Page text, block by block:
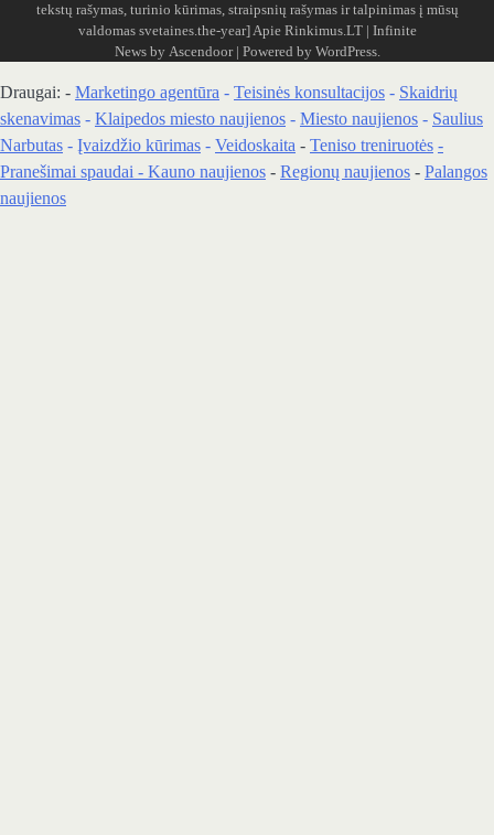
tekstų rašymas, turinio kūrimas, straipsnių rašymas ir talpinimas į mūsų
valdomas svetaines.the-year]Apie Rinkimus.LT| Infinite
News by Ascendoor| Powered by WordPress.
Draugai: - Marketingo agentūra - Teisinės konsultacijos - Skaidrių
skenavimas - Klaipedos miesto naujienos - Miesto naujienos - Saulius
Narbutas - Įvaizdžio kūrimas - Veidoskaita - Teniso treniruotės -
Pranešimai spaudai - Kauno naujienos - Regionų naujienos - Palangos
naujienos